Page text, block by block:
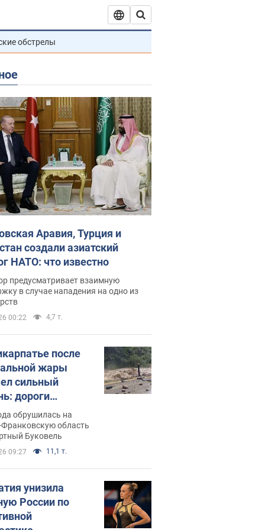
обстрелы
Аравия, Турция и
создали азиатский
НАТО: что известно
предусматривает взаимную
в случае нападения на одно из
00:22 4,7 т.
после
жары
сильный
дороги
в реки.
обрушилась на
область
Буковель
09:27 11,1 т.
унизила
России по